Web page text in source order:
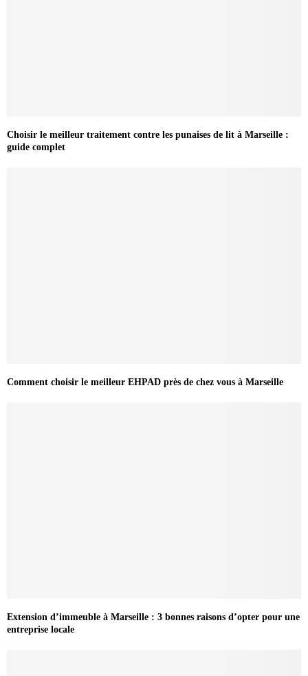
Choisir le meilleur traitement contre les punaises de lit à Marseille :
guide complet
Comment choisir le meilleur EHPAD près de chez vous à Marseille
Extension d’immeuble à Marseille : 3 bonnes raisons d’opter pour une
entreprise locale